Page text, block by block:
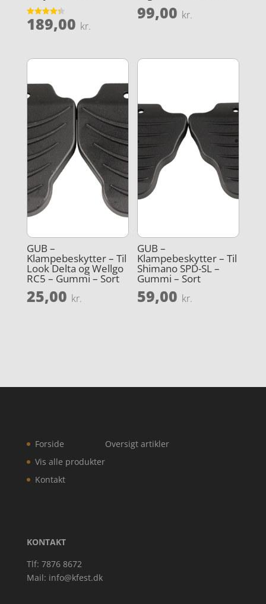
Vurderet
4.3
189,00 kr.
99,00 kr.
GUB –
Klampebeskytter – Til
Look Delta og Wellgo
RC5 – Gummi – Sort
25,00 kr.
GUB –
Klampebeskytter – Til
Shimano SPD-SL –
Gummi – Sort
59,00 kr.
Forside
Vis alle produkter
Kontakt
Oversigt artikler
KONTAKT
Tlf: 7876 8672
Mail: info@kfest.dk